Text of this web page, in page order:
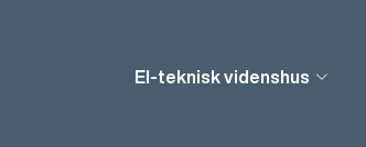
El-teknisk videnshus